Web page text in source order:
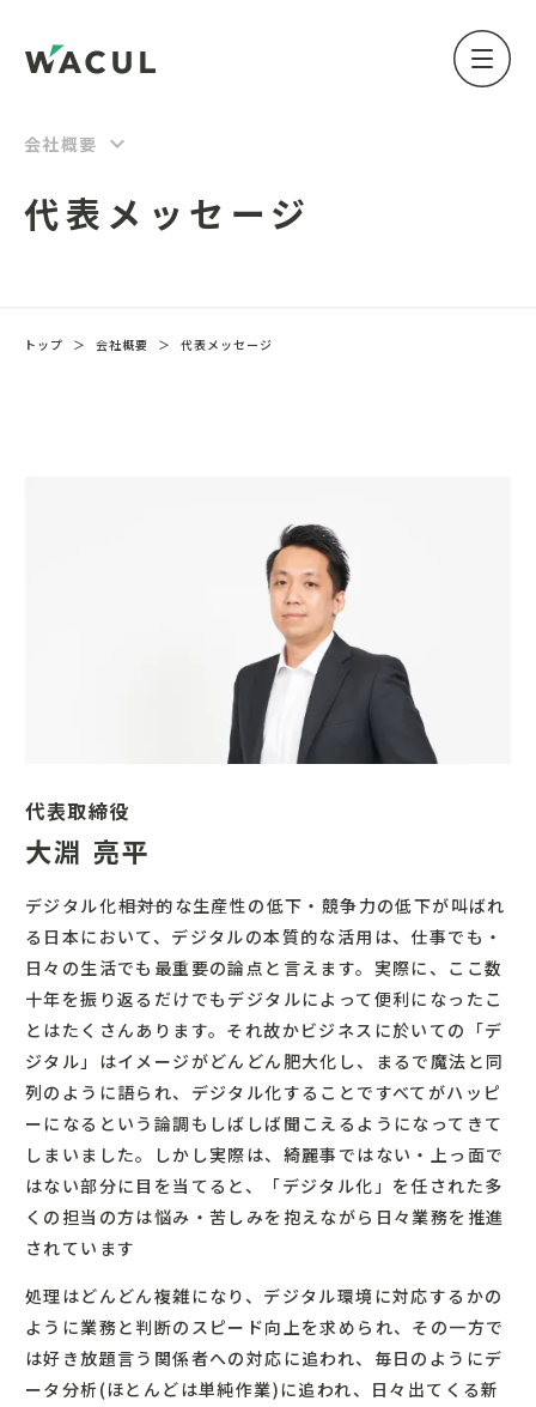
代表メッセージ
会社概要 keyboard_arrow_down
トップ ＞ 会社概要 ＞ 代表メッセージ
代表取締役
大淵 亮平
処理はどんどん複雑になり、デジタル環境に対応するかの
ように業務と判断のスピード向上を求められ、その一方で
は好き放題言う関係者への対応に追われ、毎日のようにデ
ータ分析(ほとんどは単純作業)に追われ、日々出てくる新
デジタル化―――相対的な生産性の低下・競争力の低下が叫ばれ
る日本において、デジタルの本質的な活用は、仕事でも・
日々の生活でも最重要の論点と言えます。実際に、ここ数
十年を振り返るだけでもデジタルによって便利になったこ
とはたくさんあります。それ故かビジネスに於いての「デ
ジタル」はイメージがどんどん肥大化し、まるで魔法と同
列のように語られ、デジタル化することですべてがハッピ
ーになるという論調もしばしば聞こえるようになってきて
しまいました。しかし実際は、綺麗事ではない・上っ面で
はない部分に目を当てると、「デジタル化」を任された多
くの担当の方は悩み・苦しみを抱えながら日々業務を推進
されています